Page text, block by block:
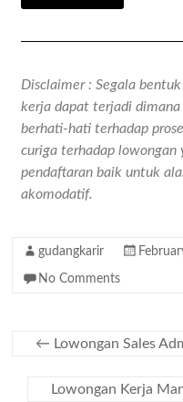
Disclaimer : Segala
kerja dapat terjadi
berhati-hati terhadap
curiga terhadap
pendaftaran baik untuk
akomodatif.
gudangkarir
No Comments
← Lowongan Sales
Lowongan Kerja